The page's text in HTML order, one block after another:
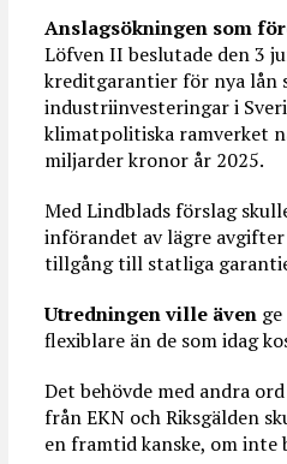
Anslagsökningen som
Löfven II beslutade den 3
kreditgarantier för nya
industriinvesteringar i
klimatpolitiska ramverket
miljarder kronor år 2025.
Med Lindblads förslag
införandet av lägre
tillgång till statliga
Utredningen ville även
flexiblare än de som idag
Det behövde med andra
från EKN och Riksgälden
en framtid kanske, om